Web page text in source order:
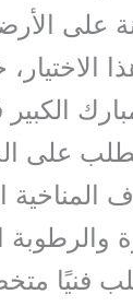
على
على
والرطوبة
فنيًا